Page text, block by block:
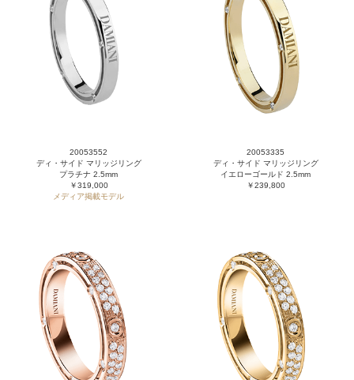
20053552
ディ・サイド マリッジリング
プラチナ 2.5mm
￥319,000
メディア掲載モデル
20053335
ディ・サイド マリッジリング
イエローゴールド 2.5mm
￥239,800